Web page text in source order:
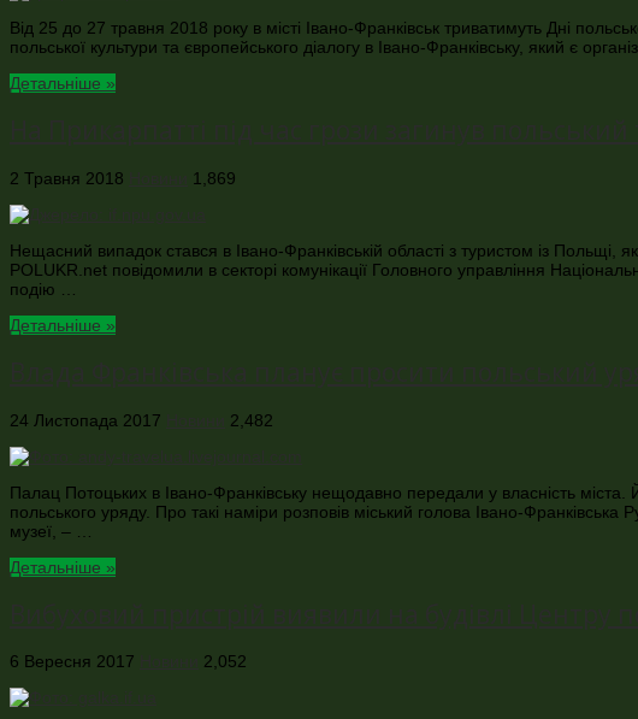
Від 25 до 27 травня 2018 року в місті Івано-Франківськ триватимуть Дні
польської культури та європейського діалогу в Івано-Франківську, який є
Детальніше »
2 Травня 2018 1,869
Нещасний випадок стався в Івано-Франківській області з туристом із
POLUKR.net повідомили в секторі комунікації Головного управління
подію …
Детальніше »
24 Листопада 2017 2,482
Палац Потоцьких в Івано-Франківську нещодавно передали у власність
польського уряду. Про такі наміри розповів міський голова Івано-
музеї, – …
Детальніше »
6 Вересня 2017 2,052